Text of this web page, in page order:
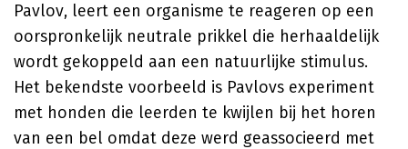
Pavlov, leert een organisme te reageren op een
oorspronkelijk neutrale prikkel die herhaaldelijk
wordt gekoppeld aan een natuurlijke stimulus.
Het bekendste voorbeeld is Pavlovs experiment
met honden die leerden te kwijlen bij het horen
van een bel omdat deze werd geassocieerd met